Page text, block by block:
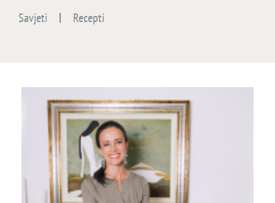
Savjeti Recepti